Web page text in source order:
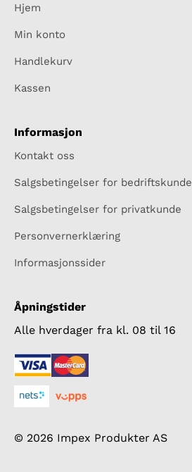
Hjem
Min konto
Handlekurv
Kassen
Informasjon
Kontakt oss
Salgsbetingelser for bedriftskunde
Salgsbetingelser for privatkunde
Personvernerklæring
Informasjonssider
Åpningstider
Alle hverdager fra kl. 08 til 16
© 2026 Impex Produkter AS